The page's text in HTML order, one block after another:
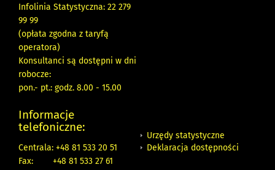
Infolinia Statystyczna: 22 279
99 99
(opłata zgodna z taryfą
operatora)
Konsultanci są dostępni w dni
robocze:
pon.- pt.: godz. 8.00 - 15.00
Informacje
telefoniczne:
Centrala: +48 81 533 20 51
Fax:
+48 81 533 27 61
Urzędy statystyczne
Deklaracja dostępności